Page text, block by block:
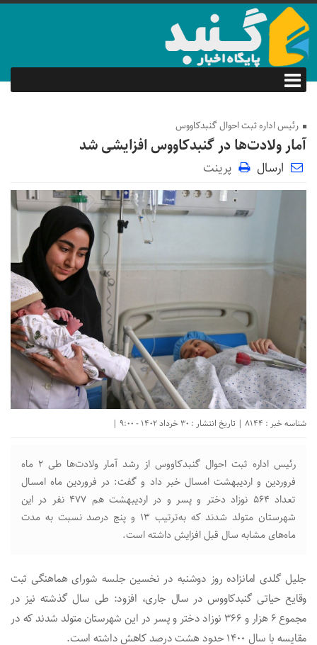
رئیس اداره ثبت احوال گنبدکاووس
آمار ولادت‌ها در گنبدکاووس افزایشی شد
ارسال پرینت
شناسه خبر : 8144 | تاریخ انتشار : 30 خرداد 1402 - 9:00 |
رئیس اداره ثبت احوال گنبدکاووس از رشد آمار ولادت‌ها طی ۲ ماه
فروردین و اردیبهشت امسال خبر داد و گفت: در فروردین ماه امسال
تعداد ۵۶۴ نوزاد دختر و پسر و در اردیبهشت هم ۴۷۷ نفر در این
شهرستان متولد شدند که به‌ترتیب ۱۳ و پنج درصد نسبت به مدت
ماه‌های مشابه سال قبل افزایش داشته است.
جلیل گلدی امانزاده روز دوشنبه در نخسین جلسه شورای هماهنگی ثبت
وقایع حیاتی گنبدکاووس در سال جاری، افزود: طی سال گذشته نیز در
مجموع ۶ هزار و ۳۶۶ نوزاد دختر و پسر در این شهرستان متولد شدند که در
مقایسه با سال ۱۴۰۰ حدود هشت درصد کاهش داشته است.